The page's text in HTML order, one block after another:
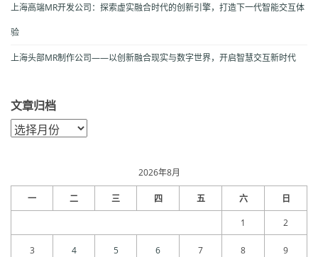
上海高端MR开发公司：探索虚实融合时代的创新引擎，打造下一代智能交互体
验
上海头部MR制作公司——以创新融合现实与数字世界，开启智慧交互新时代
文章归档
文
章
2026年8月
一 二 三 四 五 六 日
1 2
3 4 5 6 7 8 9